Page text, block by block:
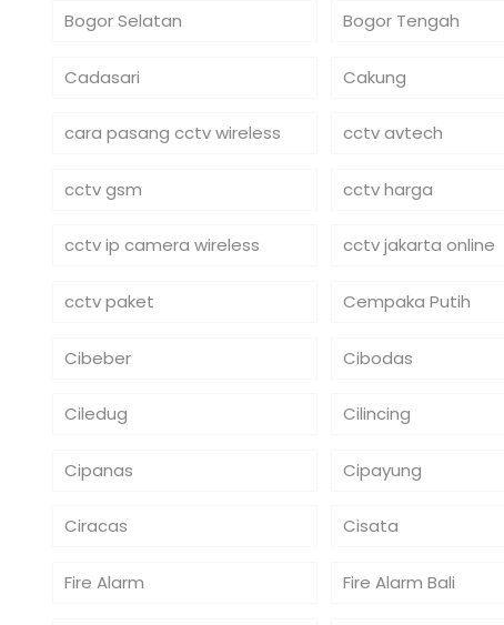
Bogor Selatan Bogor Tengah
Cadasari Cakung
cara pasang cctv wireless cctv avtech
cctv gsm cctv harga
cctv ip camera wireless cctv jakarta online
cctv paket Cempaka Putih
Cibeber Cibodas
Ciledug Cilincing
Cipanas Cipayung
Ciracas Cisata
Fire Alarm Fire Alarm Bali